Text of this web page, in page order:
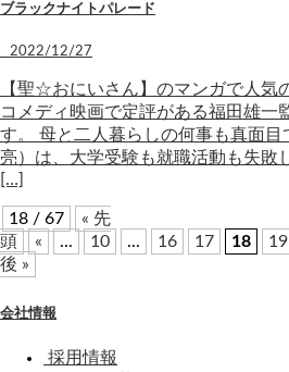
ブラックナイトパレード
2022/12/27
【聖☆おにいさん】のマンガで人気
コメディ映画で定評がある福田雄一
す。 母と二人暮らしの何事も真面目
亮）は、大学受験も就職活動も失敗
[…]
18 / 67
« 先
頭
« ... 10 ... 16 17 18 19
後 »
会社情報
採用情報